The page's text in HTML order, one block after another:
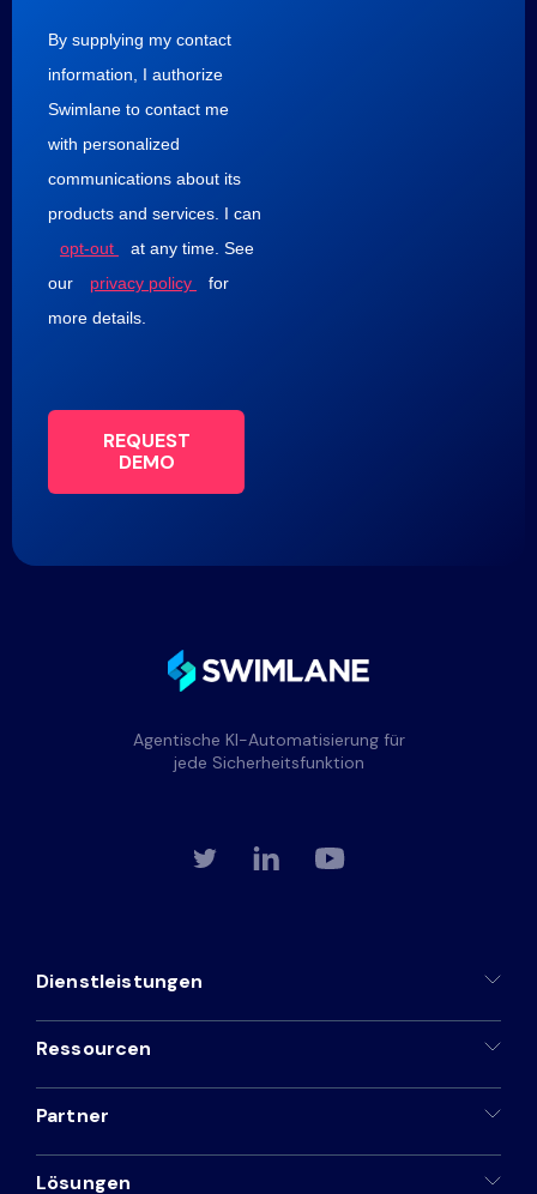
By supplying my contact
information, I authorize
Swimlane to contact me
with personalized
communications about its
products and services. I can
opt-out
at any time. See
our
privacy policy
for
more details.
REQUEST
DEMO
Agentische KI-Automatisierung für
jede Sicherheitsfunktion
Dienstleistungen
Ressourcen
Partner
Lösungen